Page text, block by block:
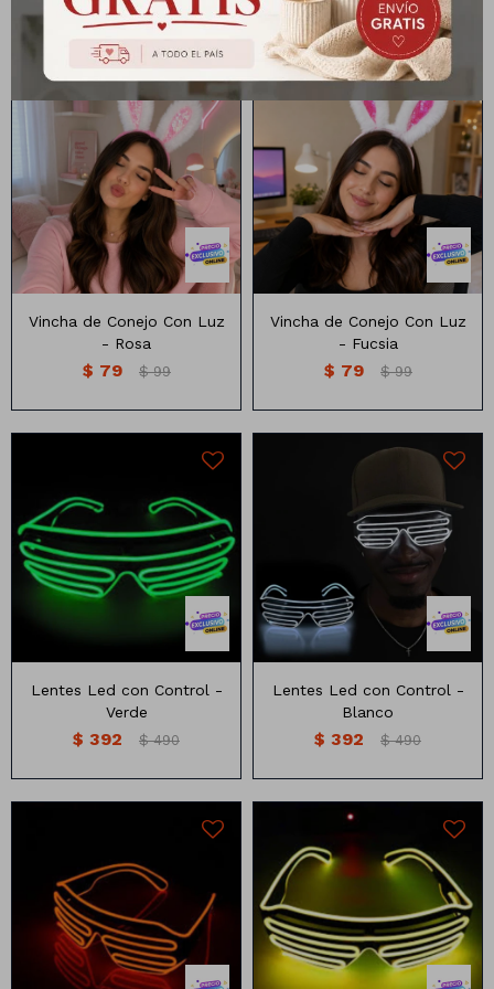
Vincha de Conejo Con Luz
- Rosa
$ 79 $ 99
Vincha de Conejo Con Luz
- Fucsia
$ 79 $ 99
Lentes Led con Control -
Verde
$ 392 $ 490
Lentes Led con Control -
Blanco
$ 392 $ 490